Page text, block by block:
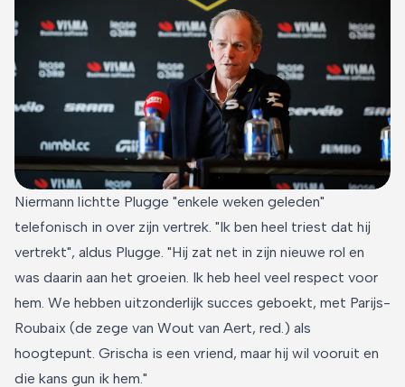
Niermann lichtte Plugge "enkele weken geleden"
telefonisch in over zijn vertrek. "Ik ben heel triest dat hij
vertrekt", aldus Plugge. "Hij zat net in zijn nieuwe rol en
was daarin aan het groeien. Ik heb heel veel respect voor
hem. We hebben uitzonderlijk succes geboekt, met Parijs-
Roubaix (de zege van Wout van Aert, red.) als
hoogtepunt. Grischa is een vriend, maar hij wil vooruit en
die kans gun ik hem."